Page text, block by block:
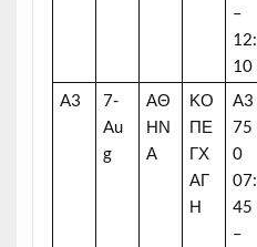
–
12:
10
A3
7-
Au
g
ΑΘ
ΗΝ
Α
ΚΟ
ΠΕ
ΓΧ
ΑΓ
Η
A3
75
0
07:
45
–